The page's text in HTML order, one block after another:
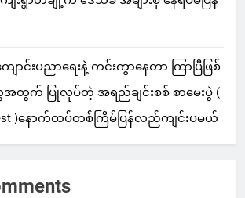
ောင်းပညာရေးနဲ့ ကင်းကွာနေတာ ကြာပြီဖြစ်
တွက် ပြုလုပ်တဲ့ အရည်ချင်းစစ် စာမေးပွဲ (
)နောက်ထပ်တစ်ကြိမ်ပြန်လည်ကျင်းပမယ်